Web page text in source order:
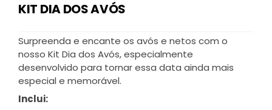
KIT DIA DOS AVÓS
Surpreenda e encante os avós e netos com o
nosso Kit Dia dos Avós, especialmente
desenvolvido para tornar essa data ainda mais
especial e memorável.
Inclui: